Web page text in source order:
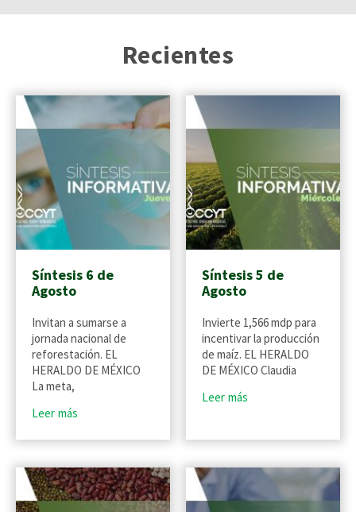
Recientes
Síntesis 6 de
Agosto
Invitan a sumarse a
jornada nacional de
reforestación. EL
HERALDO DE MÉXICO
La meta,
Leer más
Síntesis 5 de
Agosto
Invierte 1,566 mdp para
incentivar la producción
de maíz. EL HERALDO
DE MÉXICO Claudia
Leer más